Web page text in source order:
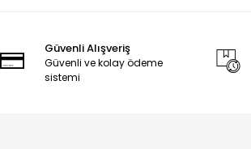
Güvenli Alışveriş
Güvenli ve kolay ödeme
sistemi